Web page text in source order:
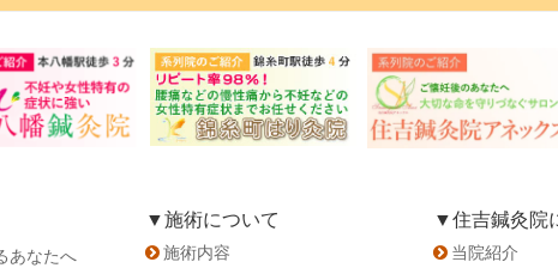
あなたへ
▼施術について
施術内容
▼住吉鍼灸院
当院紹介